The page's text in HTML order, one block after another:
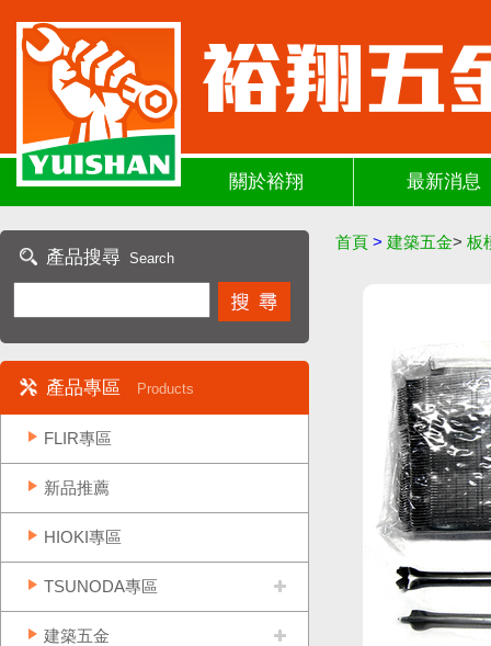
關於裕翔 最新消息
產品搜尋 Search
產品專區 Products
FLIR專區
新品推薦
HIOKI專區
TSUNODA專區
建築五金
首頁 > 建築五金> 板